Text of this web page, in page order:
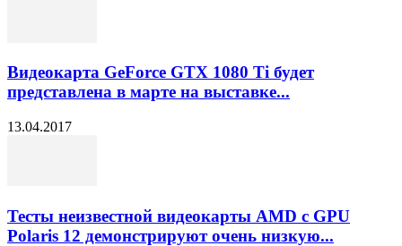
Видеокарта GeForce GTX 1080 Ti будет
представлена в марте на выставке...
13.04.2017
Тесты неизвестной видеокарты AMD с GPU
Polaris 12 демонстрируют очень низкую...